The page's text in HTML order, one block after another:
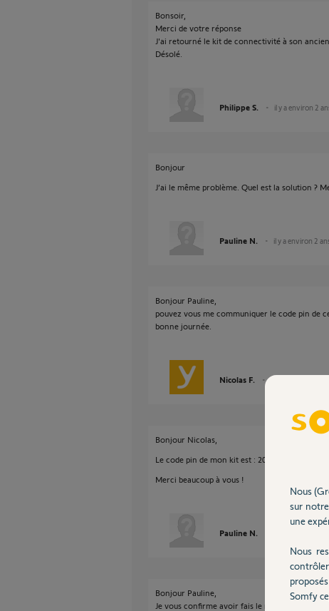
Bonsoir,
Merci de votre réponse
J'ai retourné le kit de connectivité à son
Désolé.
Philippe S. il y a environ 2
Bonjour
J’ai le même problème. Quel est la solution ?
Pauline N. il y a environ 2
Bonjour Pauline,
pouvez vous me communiquer le code pin de
bonne journée.
Nicolas F. il y a presque 2 ans
Bonjour Nicolas,
Le code pin de mon kit est : 2045-0239-6135
Merci beaucoup à vous !
Pauline N.
Bonjour Pauline,
Je vous confirme avoir fais le necessaire.
Nous
sur
une
Nous
Somfy